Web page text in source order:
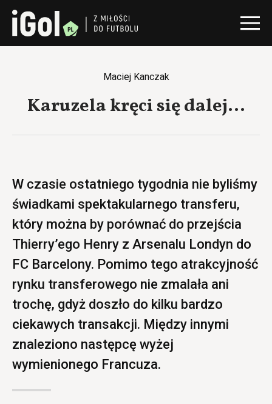
Maciej Kanczak
Karuzela kręci się dalej…
W czasie ostatniego tygodnia nie byliśmy
świadkami spektakularnego transferu,
który można by porównać do przejścia
Thierry’ego Henry z Arsenalu Londyn do
FC Barcelony. Pomimo tego atrakcyjność
rynku transferowego nie zmalała ani
trochę, gdyż doszło do kilku bardzo
ciekawych transakcji. Między innymi
znaleziono następcę wyżej
wymienionego Francuza.